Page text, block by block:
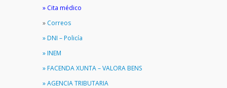
» Cita médico
» Correos
» DNI – Policía
» INEM
» FACENDA XUNTA – VALORA BENS
» AGENCIA TRIBUTARIA